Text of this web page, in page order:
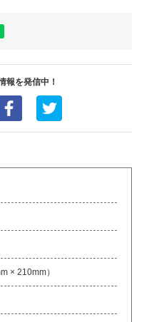
報を発信中！
× 210mm）